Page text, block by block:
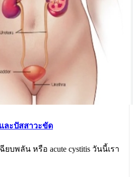
ละปัสสาวะขัด
ยบพลัน หรือ acute cystitis วันนี้เรา